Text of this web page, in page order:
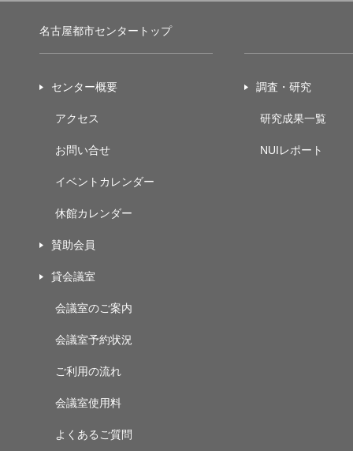
名古屋都市センタートップ
センター概要
アクセス
お問い合せ
イベントカレンダー
休館カレンダー
賛助会員
貸会議室
会議室のご案内
会議室予約状況
ご利用の流れ
会議室使用料
よくあるご質問
調査・研究
研究成果一覧
NUIレポート